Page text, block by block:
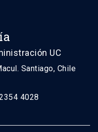
UC
Santiago, Chile
4028